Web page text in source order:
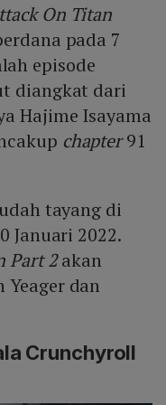
On Titan
pada 7
episode
diangkat dari
Hajime Isayama
chapter91
tayang di
Januari 2022.
Part 2akan
dan
Crunchyroll